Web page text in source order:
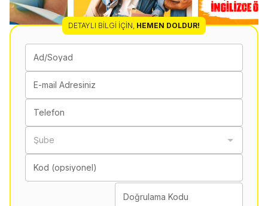
DETAYLI BILGI İÇIN, HEMEN DOLDUR!
Ad/Soyad
E-mail Adresiniz
Telefon
Şube
Kod (opsiyonel)
Doğrulama Kodu